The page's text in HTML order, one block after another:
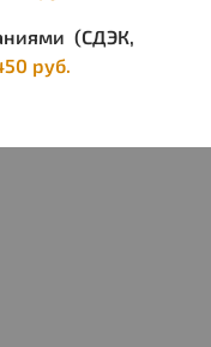
(СДЭК,
руб.